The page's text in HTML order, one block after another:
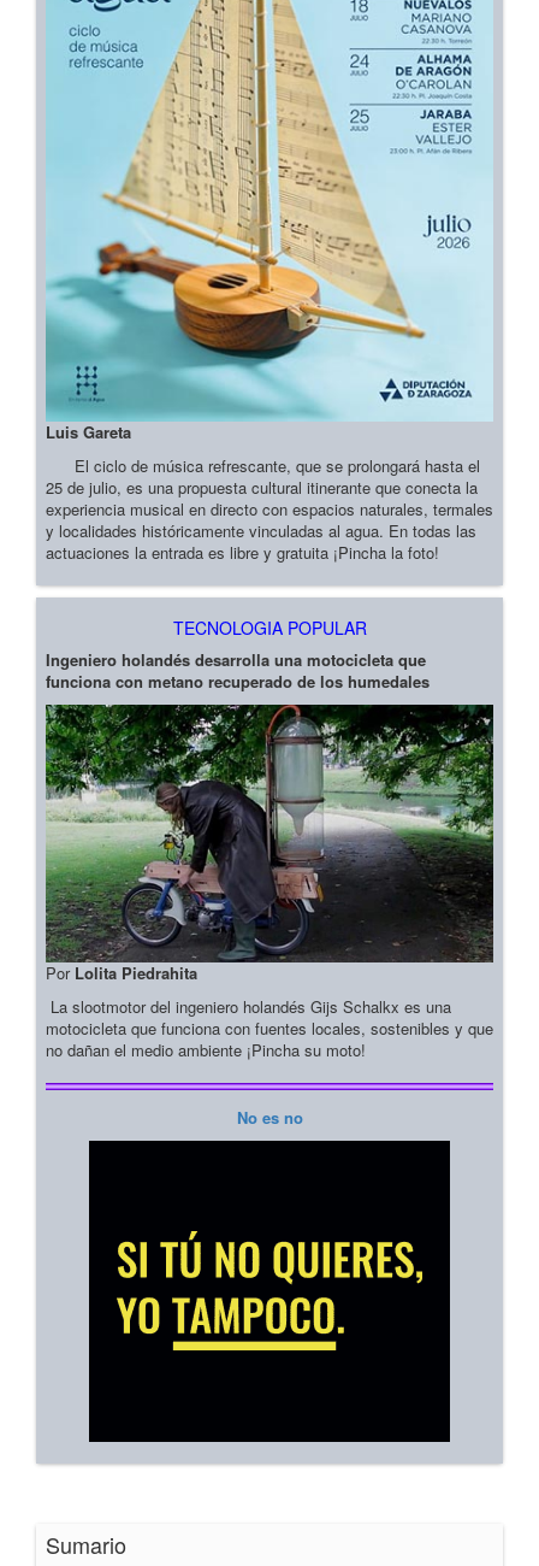
Luis Gareta
El ciclo de música refrescante, que se prolongará hasta el
25 de julio, es una propuesta cultural itinerante que conecta la
experiencia musical en directo con espacios naturales, termales
y localidades históricamente vinculadas al agua. En todas las
actuaciones la entrada es libre y gratuita ¡Pincha la foto!
TECNOLOGIA POPULAR
Ingeniero holandés desarrolla una motocicleta que
funciona con metano recuperado de los humedales
Por Lolita Piedrahita
La slootmotor del ingeniero holandés Gijs Schalkx es una
motocicleta que funciona con fuentes locales, sostenibles y que
no dañan el medio ambiente ¡Pincha su moto!
No es no
Sumario